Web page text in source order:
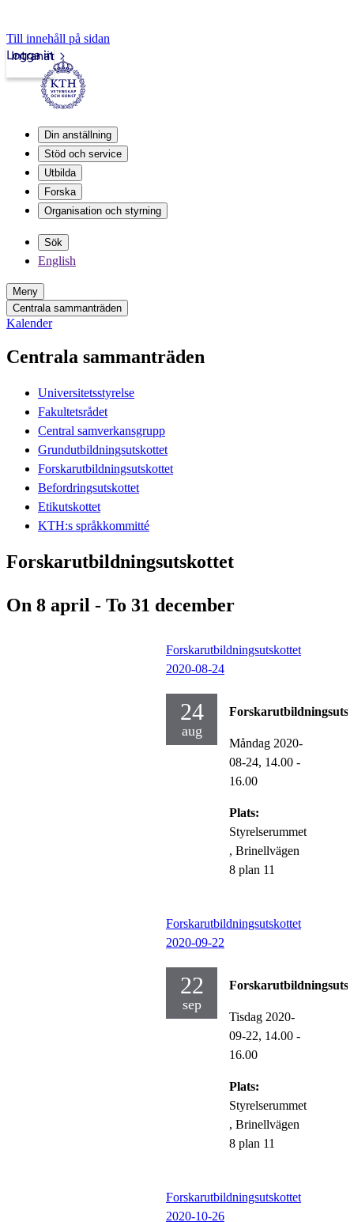
Till innehåll på sidan
Intranät
Logga in
Din anställning
Stöd och service
Utbilda
Forska
Organisation och styrning
Sök
English
Meny
Centrala sammanträden
Kalender
Centrala sammanträden
Universitetsstyrelse
Fakultetsrådet
Central samverkansgrupp
Grundutbildningsutskottet
Forskarutbildningsutskottet
Befordringsutskottet
Etikutskottet
KTH:s språkkommitté
Forskarutbildningsutskottet
On 8 april - To 31 december
Forskarutbildningsutskottet
2020-08-24
24
aug
Måndag 2020-
08-24, 14.00 -
16.00
Plats:
Styrelserummet
, Brinellvägen
8 plan 11
Forskarutbildningsutskottet
2020-09-22
22
sep
Tisdag 2020-
09-22, 14.00 -
16.00
Plats:
Styrelserummet
, Brinellvägen
8 plan 11
Forskarutbildningsutskottet
2020-10-26